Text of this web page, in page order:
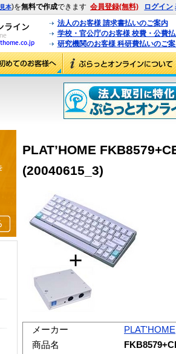
見本)を無料で作成できます 会員登録(無料) ログイン
法人のお客様 請求書払いのご案内
学校・官公庁のお客様 校費・公費
研究機関のお客様 科研費払いのご
PLAT’HOME
(20040615_3)
メーカー
PLAT'HOME
商品名